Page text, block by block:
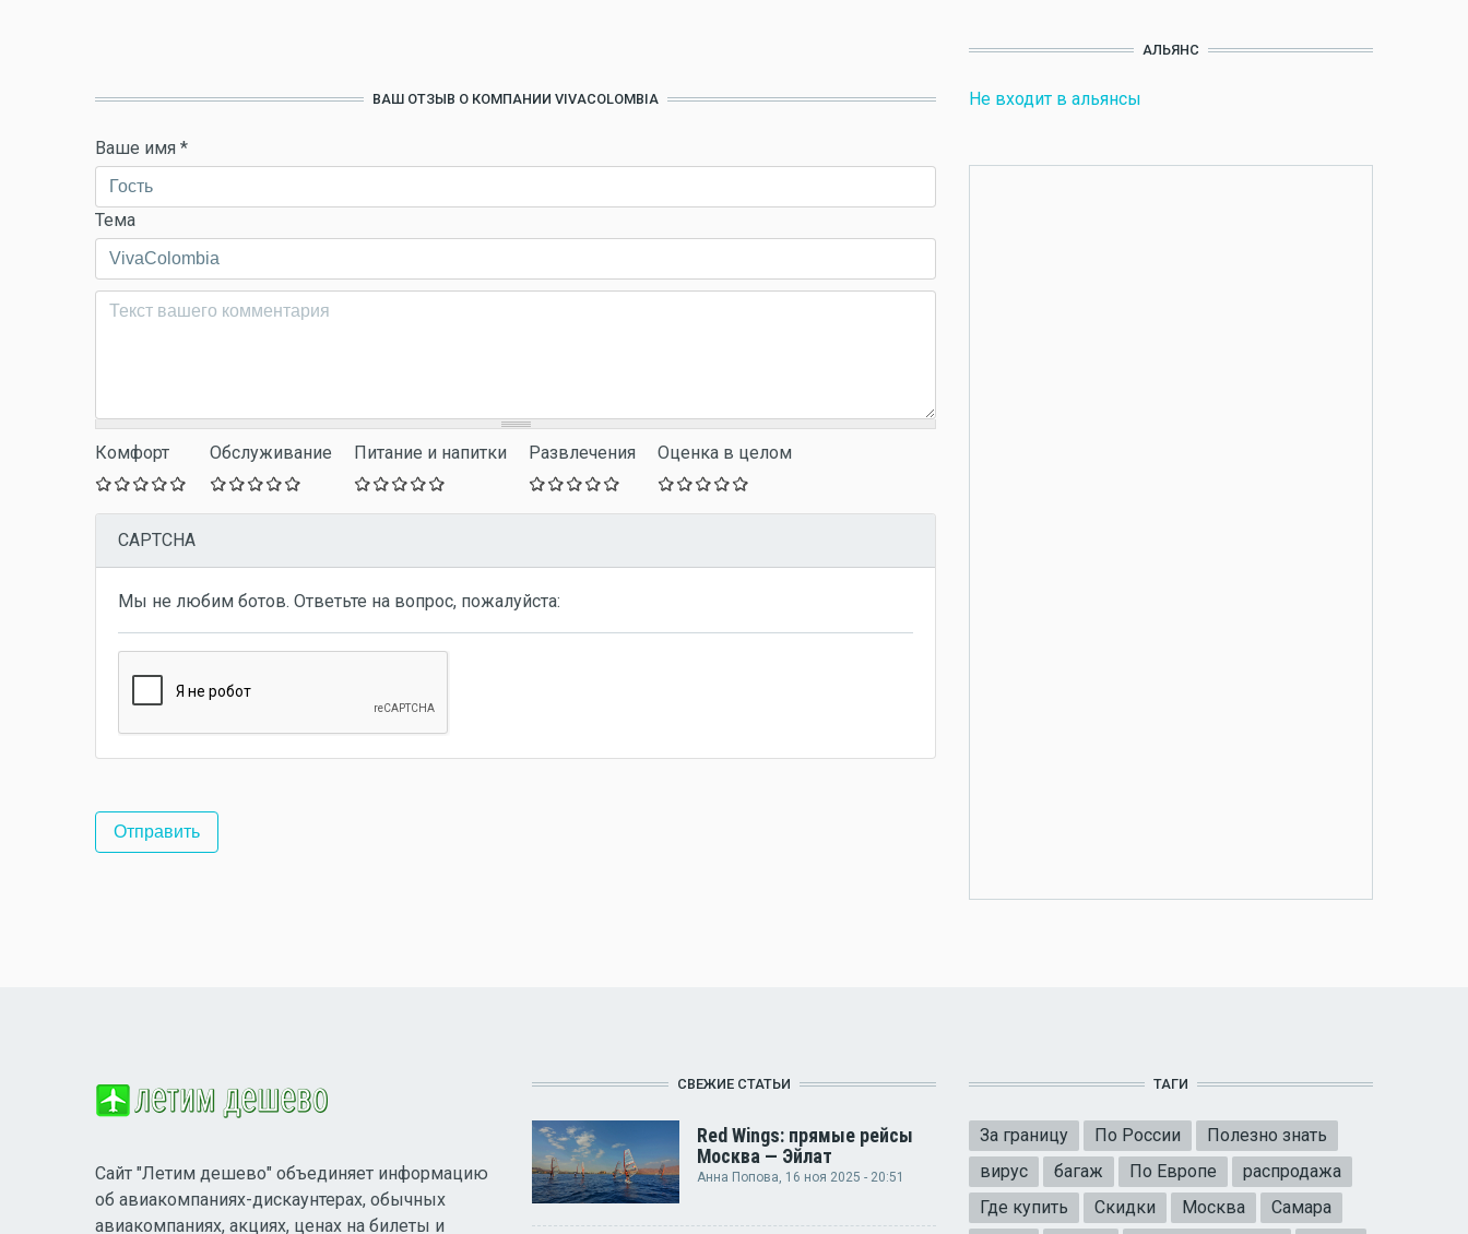
ВАШ ОТЗЫВ О КОМПАНИИ VIVACOLOMBIA
Ваше имя *
Тема
Комментарий*
Комфорт Обслуживание Питание и напитки Развлечения Оценка в целом
CAPTCHA
Мы не любим ботов. Ответьте на вопрос, пожалуйста:
АЛЬЯНС
Не входит в альянсы
Сайт "Летим дешево" объединяет информацию
об авиакомпаниях-дискаунтерах, обычных
авиакомпаниях, акциях, ценах на билеты и
СВЕЖИЕ СТАТЬИ
Red Wings: прямые рейсы
Москва — Эйлат
Анна Попова, 16 ноя 2025 - 20:51
ТАГИ
За границу По России
Полезно знать
вирус
багаж По Европе
распродажа
Где купить
Скидки Москва
Самара